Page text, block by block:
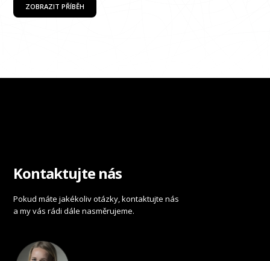
ZOBRAZIT PŘÍBĚH
Kontaktujte nás
Pokud máte jakékoliv otázky, kontaktujte nás
a my vás rádi dále nasměrujeme.